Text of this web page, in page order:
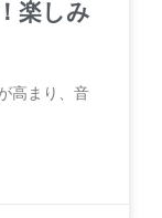
楽しみ
高まり、音